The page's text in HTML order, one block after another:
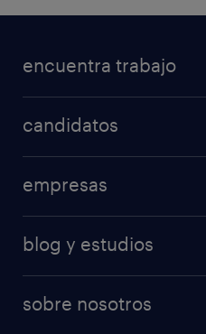
encuentra trabajo
candidatos
empresas
blog y estudios
sobre nosotros